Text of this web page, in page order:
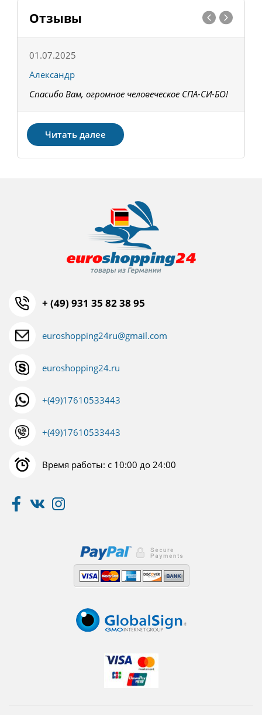
Отзывы
01.07.2025
Александр
Спасибо Вам, огромное человеческое СПА-СИ-БО!
Читать далее
+ (49) 931 35 82 38 95
euroshopping24ru@gmail.com
euroshopping24.ru
+(49)17610533443
+(49)17610533443
Время работы: с 10:00 до 24:00